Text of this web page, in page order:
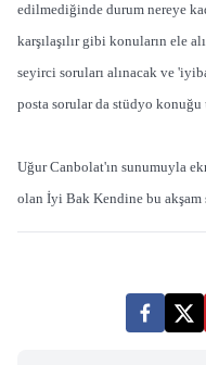
edilmediğinde durum nereye
karşılaşılır gibi konuların ele
seyirci soruları alınacak ve '
posta sorular da stüdyo konuğu
Uğur Canbolat'ın sunumuyla
olan İyi Bak Kendine bu akşam